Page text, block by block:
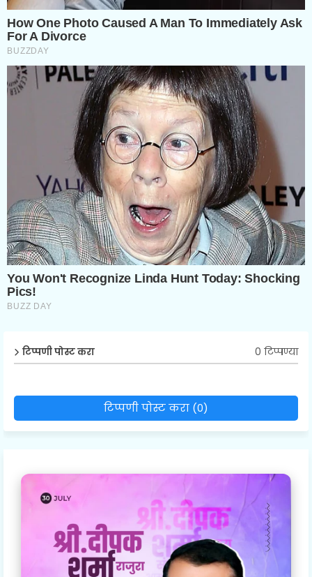
टिप्पणी पोस्ट करा 0 टिप्पण्या
टिप्पणी पोस्ट करा (0)